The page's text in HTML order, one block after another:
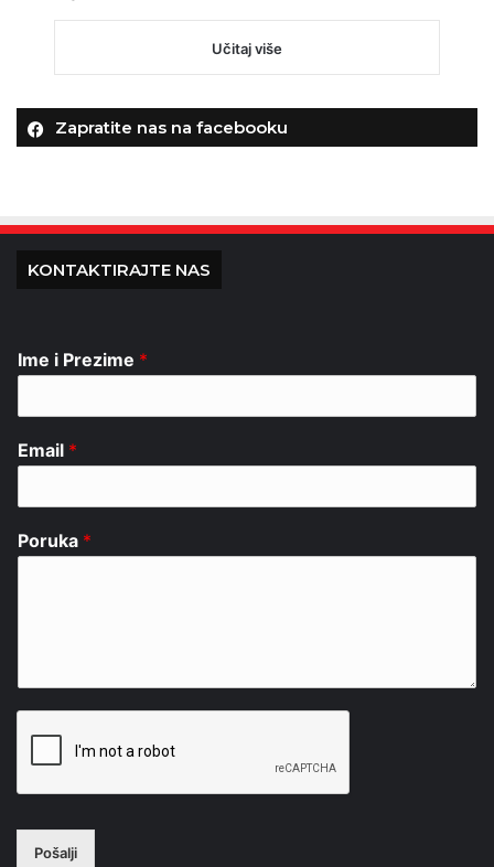
Učitaj više
Zapratite nas na facebooku
KONTAKTIRAJTE NAS
Ime i Prezime *
Email *
Poruka *
Pošalji